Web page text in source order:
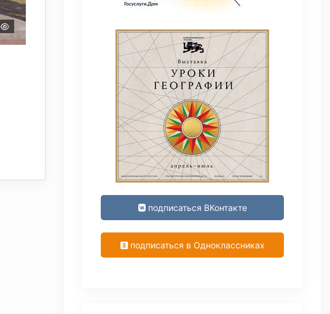
подписаться ВКонтакте
подписаться в Одноклассниках